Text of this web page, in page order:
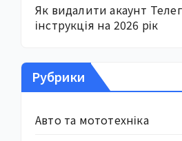
Як видалити акаунт
інструкція на 2026 рік
Рубрики
Авто та мототехніка